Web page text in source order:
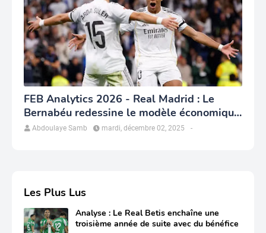
FEB Analytics 2026 - Real Madrid : Le
Bernabéu redessine le modèle économique
du club
Abdoulaye Samb -
mardi, décembre 02, 2025
Les Plus Lus
Analyse : Le Real Betis enchaîne une
troisième année de suite avec du bénéfice